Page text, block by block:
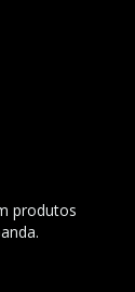
produtos